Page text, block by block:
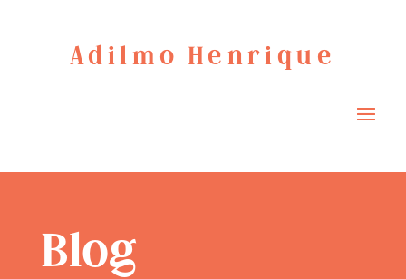
Adilmo Henrique
Blog